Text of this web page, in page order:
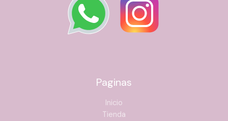
Paginas
Inicio
Tienda